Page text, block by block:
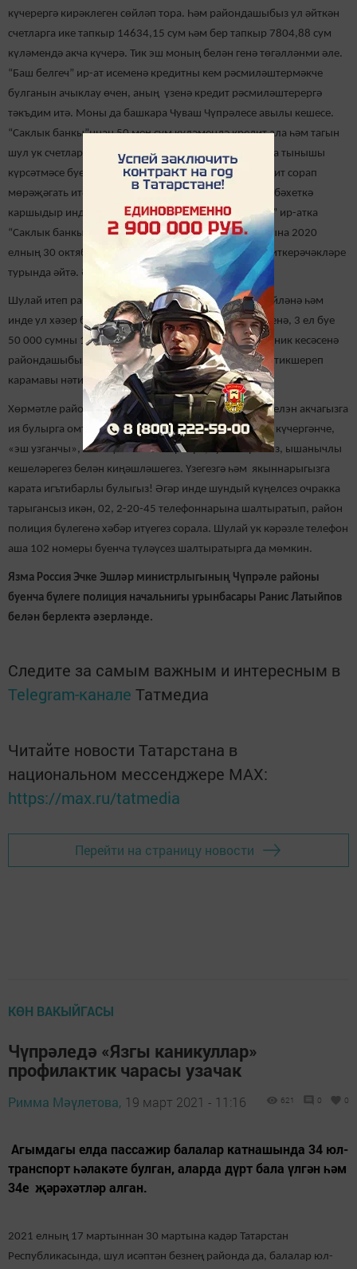
күчерергә кирәклеген сөйләп тора. Һәм райондашыбыз ул әйткән
счетларга ике тапкыр 14634,15 сум һәм бер тапкыр 7804,88 сум
күләмендә акча күчерә. Тик эш моның белән генә төгәлләнми әле.
“Баш белгеч” ир-ат исеменә кредитны кем рәсмиләштермәкче
булганын ачыклау өчен, аның үзенә кредит рәсмиләштерергә
тәкъдим итә. Моны да башкара Чуваш Чүпрәлесе авылы кешесе.
“Саклык банкы”ннан 50 мең сум күләмендә кредит ала һәм тагын
шул ук счетларга күчереп тә куя. Аннан соң да әле яңа тынышы
күрсәтмәсе буенча райондагы тагын ике банкка кредит сорап
мөрәҗәгать итә ул. Тегеләре исә аның мөрәҗәгатен, бәхеткә
каршыдыр инде, кире кага. Шуннан соң “баш белгеч” ир-атка
“Саклык банкы”ның яңа карталарын аңа яшәү урынына 2020
елның 30 октябрендә көндезге сәгать 3кә китереп җиткерәчәкләре
турында әйтә. Әйтә һәм... “югала”.
Шулай итеп райондашыбыз мошенник корбанына әйләнә һәм
инде ул хәзер булган акчаларыннан колак кагуы өстенә, 3 ел буе
50 000 сумны 17,9% арттырып та түләячәк. Ә мошенник кесәсенә
райондашыбызның кешегә ышануы, информацияне тикшереп
карамавы нәтиҗәсендә 88 000 сум акча керә.
Хөрмәтле райондашлар, сезне алдарга, алдау юлы белэн акчагызга
ия булырга омтылганнарын белсәгез, әле акчагызны күчергәнче,
«эш узганчы», полиция хезмәткәрләре, туганнарыгыз, ышанычлы
кешеләрегез белән киңәшләшегез. Үзегезгә һәм якыннарыгызга
карата игътибарлы булыгыз! Әгәр инде шундый күңелсез очракка
тарыгансыз икән, 02, 2-20-45 телефоннарына шалтыратып, район
полиция бүлегенә хәбәр итүегез сорала. Шулай ук кәрәзле телефон
аша 102 номеры буенча түләүсез шалтыратырга да мөмкин.
Язма Россия Эчке Эшләр министрлыгының Чүпрәле районы
буенча бүлеге полиция начальнигы урынбасары Ранис Латыйпов
белән берлектә әзерләнде.
Следите за самым важным и интересным в
Telegram-канале Татмедиа
Читайте новости Татарстана в
национальном мессенджере MАХ:
https://max.ru/tatmedia
Перейти на страницу новости
КӨН ВАКЫЙГАСЫ
Чүпрәледә «Язгы каникуллар»
профилактик чарасы узачак
Римма Мәүлетова, 19 март 2021 - 11:16 621 0 0
Агымдагы елда пассажир балалар катнашында 34 юл-
транспорт һәлакәте булган, аларда дүрт бала үлгән һәм
34е җәрәхәтләр алган.
2021 елның 17 мартыннан 30 мартына кадәр Татарстан
Республикасында, шул исәптән безнең районда да, балалар юл-